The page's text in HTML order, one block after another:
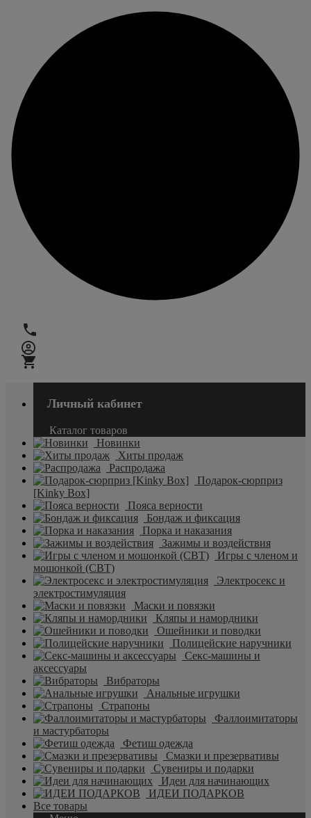
Личный кабинет
Каталог товаров
Новинки
Хиты продаж
Распродажа
Подарок-сюрприз
[Kinky Box]
Пояса верности
Бондаж и фиксация
Порка и наказания
Зажимы и воздействия
Игры с членом и
мошонкой (CBT)
Электросекс и
электростимуляция
Маски и повязки
Кляпы и намордники
Ошейники и поводки
Полицейские наручники
Секс-машины и
аксессуары
Вибраторы
Анальные игрушки
Страпоны
Фаллоимитаторы
и мастурбаторы
Фетиш одежда
Смазки и презервативы
Сувениры и подарки
Идеи для начинающих
ИДЕИ ПОДАРКОВ
Все товары